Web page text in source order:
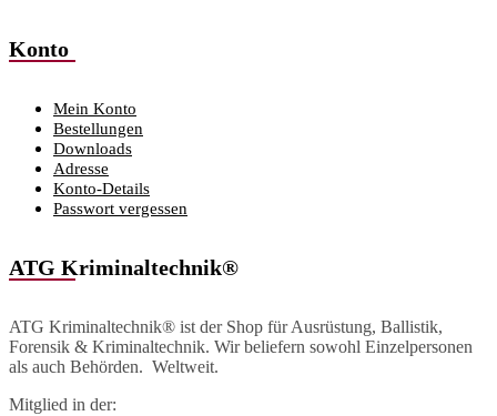
Konto
Mein Konto
Bestellungen
Downloads
Adresse
Konto-Details
Passwort vergessen
ATG Kriminaltechnik®
ATG Kriminaltechnik® ist der Shop für Ausrüstung, Ballistik,
Forensik & Kriminaltechnik. Wir beliefern sowohl Einzelpersonen
als auch Behörden. Weltweit.
Mitglied in der: